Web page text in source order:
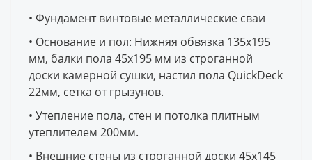
• Фундамент винтовые металлические сваи
• Основание и пол: Нижняя обвязка 135х195
мм, балки пола 45х195 мм из строганной
доски камерной сушки, настил пола QuickDeck
22мм, сетка от грызунов.
• Утепление пола, стен и потолка плитным
утеплителем 200мм.
• Внешние стены из строганной доски 45х145